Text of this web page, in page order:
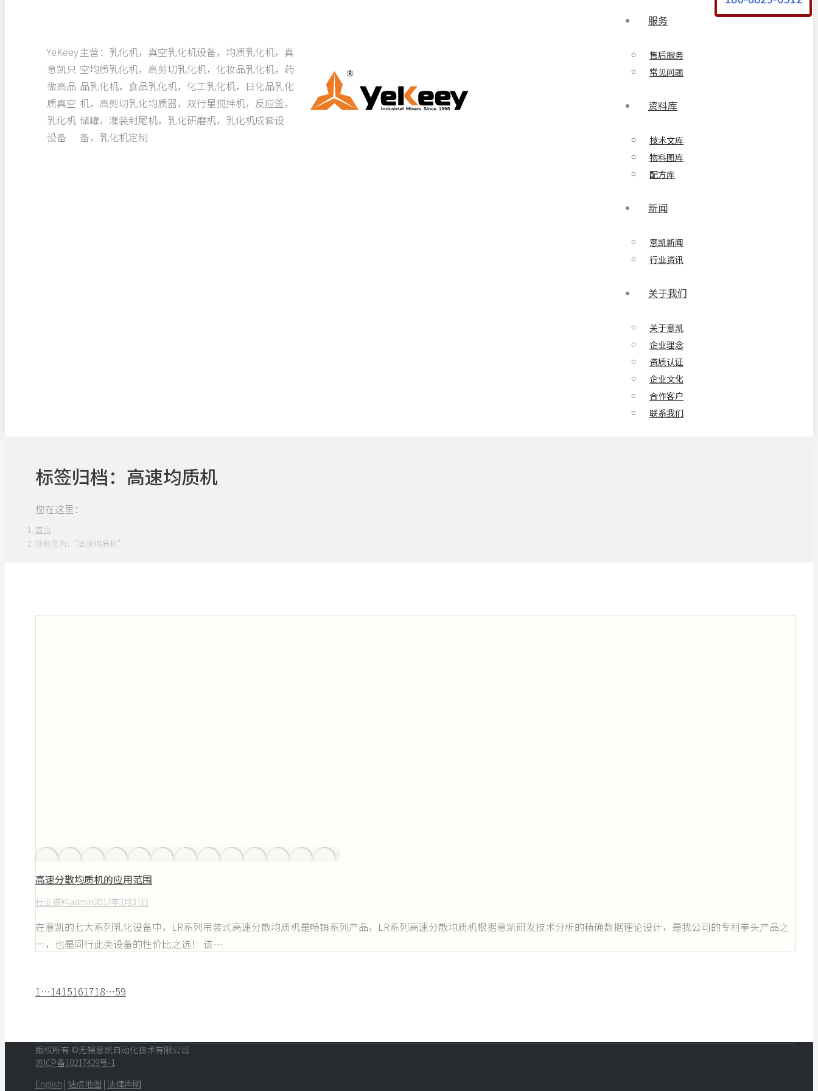
YeKeey
意凯只
做高品
质真空
乳化机
设备
主营：乳化机，真空乳化机设备，均质乳化机，真
空均质乳化机，高剪切乳化机，化妆品乳化机，药
品乳化机，食品乳化机，化工乳化机，日化品乳化
机，高剪切乳化均质器，双行星搅拌机，反应釜，
储罐，灌装封尾机，乳化研磨机，乳化机成套设
备，乳化机定制
服务
售后服务
常见问题
资料库
技术文库
物料图库
配方库
新闻
意凯新闻
行业资讯
关于我们
关于意凯
企业理念
资质认证
企业文化
合作客户
联系我们
标签归档： 高速均质机
您在这里：
首页
项标签为："高速均质机"
高速分散均质机的应用范围
行业资料admin2017年3月31日
在意凯的七大系列乳化设备中，LR系列吊装式高速分散均质机是畅销系列产品，LR系列高速分散均质机根据意凯研发技术分析的精确数据理论设计，是我公司的专利拳头产品之
一，也是同行此类设备的性价比之选！ 该…
1…1415161718…59
版权所有 ©无锡意凯自动化技术有限公司
苏ICP备10217429号-1
English | 站点地图 | 法律声明